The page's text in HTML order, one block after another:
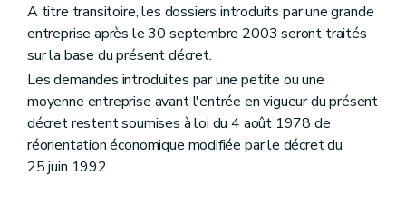
A titre transitoire, les dossiers introduits par une grande
entreprise après le 30 septembre 2003 seront traités
sur la base du présent décret.
Les demandes introduites par une petite ou une
moyenne entreprise avant l'entrée en vigueur du présent
décret restent soumises à loi du 4 août 1978 de
réorientation économique modifiée par le décret du
25 juin 1992.